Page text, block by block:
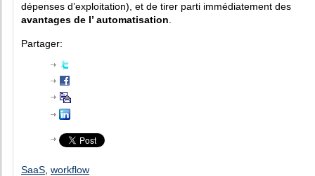
dépenses d’exploitation), et de tirer parti immédiatement des
avantages de l’ automatisation
Partager:
SaaS workflow